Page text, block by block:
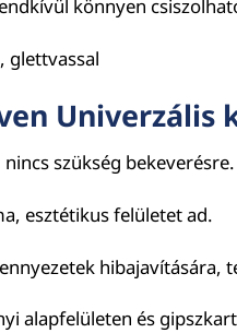
könnyen
glettvassal
Univerzális
szükség bekeverésre.
esztétikus felületet ad.
hibajavítására,
alapfelületen és